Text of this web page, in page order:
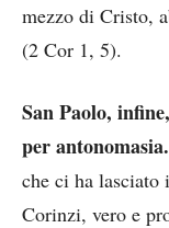
mezzo di Cristo,
(2 Cor 1, 5).
San Paolo,
per antonomasia.
che ci ha lasciato
Corinzi, vero e